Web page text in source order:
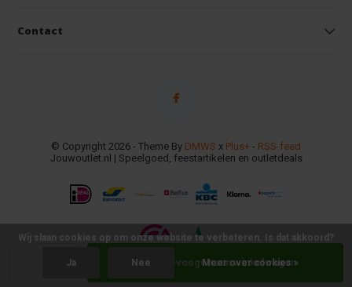
+ Toevoegen aan winkelwagen
Contact
© Copyright 2026 - Theme By DMWS x Plus+ - RSS-feed
Jouwoutlet.nl | Speelgoed, feestartikelen en outletdeals
Wij slaan cookies op om onze website te verbeteren. Is dat akkoord?
Ja Nee Meer over cookies »